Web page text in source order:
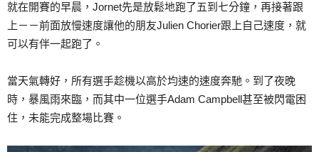
就在開賽的早晨，Jornet先是放鬆地跑了五到七分鐘，再接著跟
上－－前面放慢速度讓他的朋友Julien Chorier跟上自己速度，就
可以有伴一起跑了。
當天氣轉好，所有選手趁機以高於均速的速度奔馳。到了夜晚
時，暴風雨來臨，而其中一位選手Adam Campbell甚至被閃電困
住，未能完成整場比賽。